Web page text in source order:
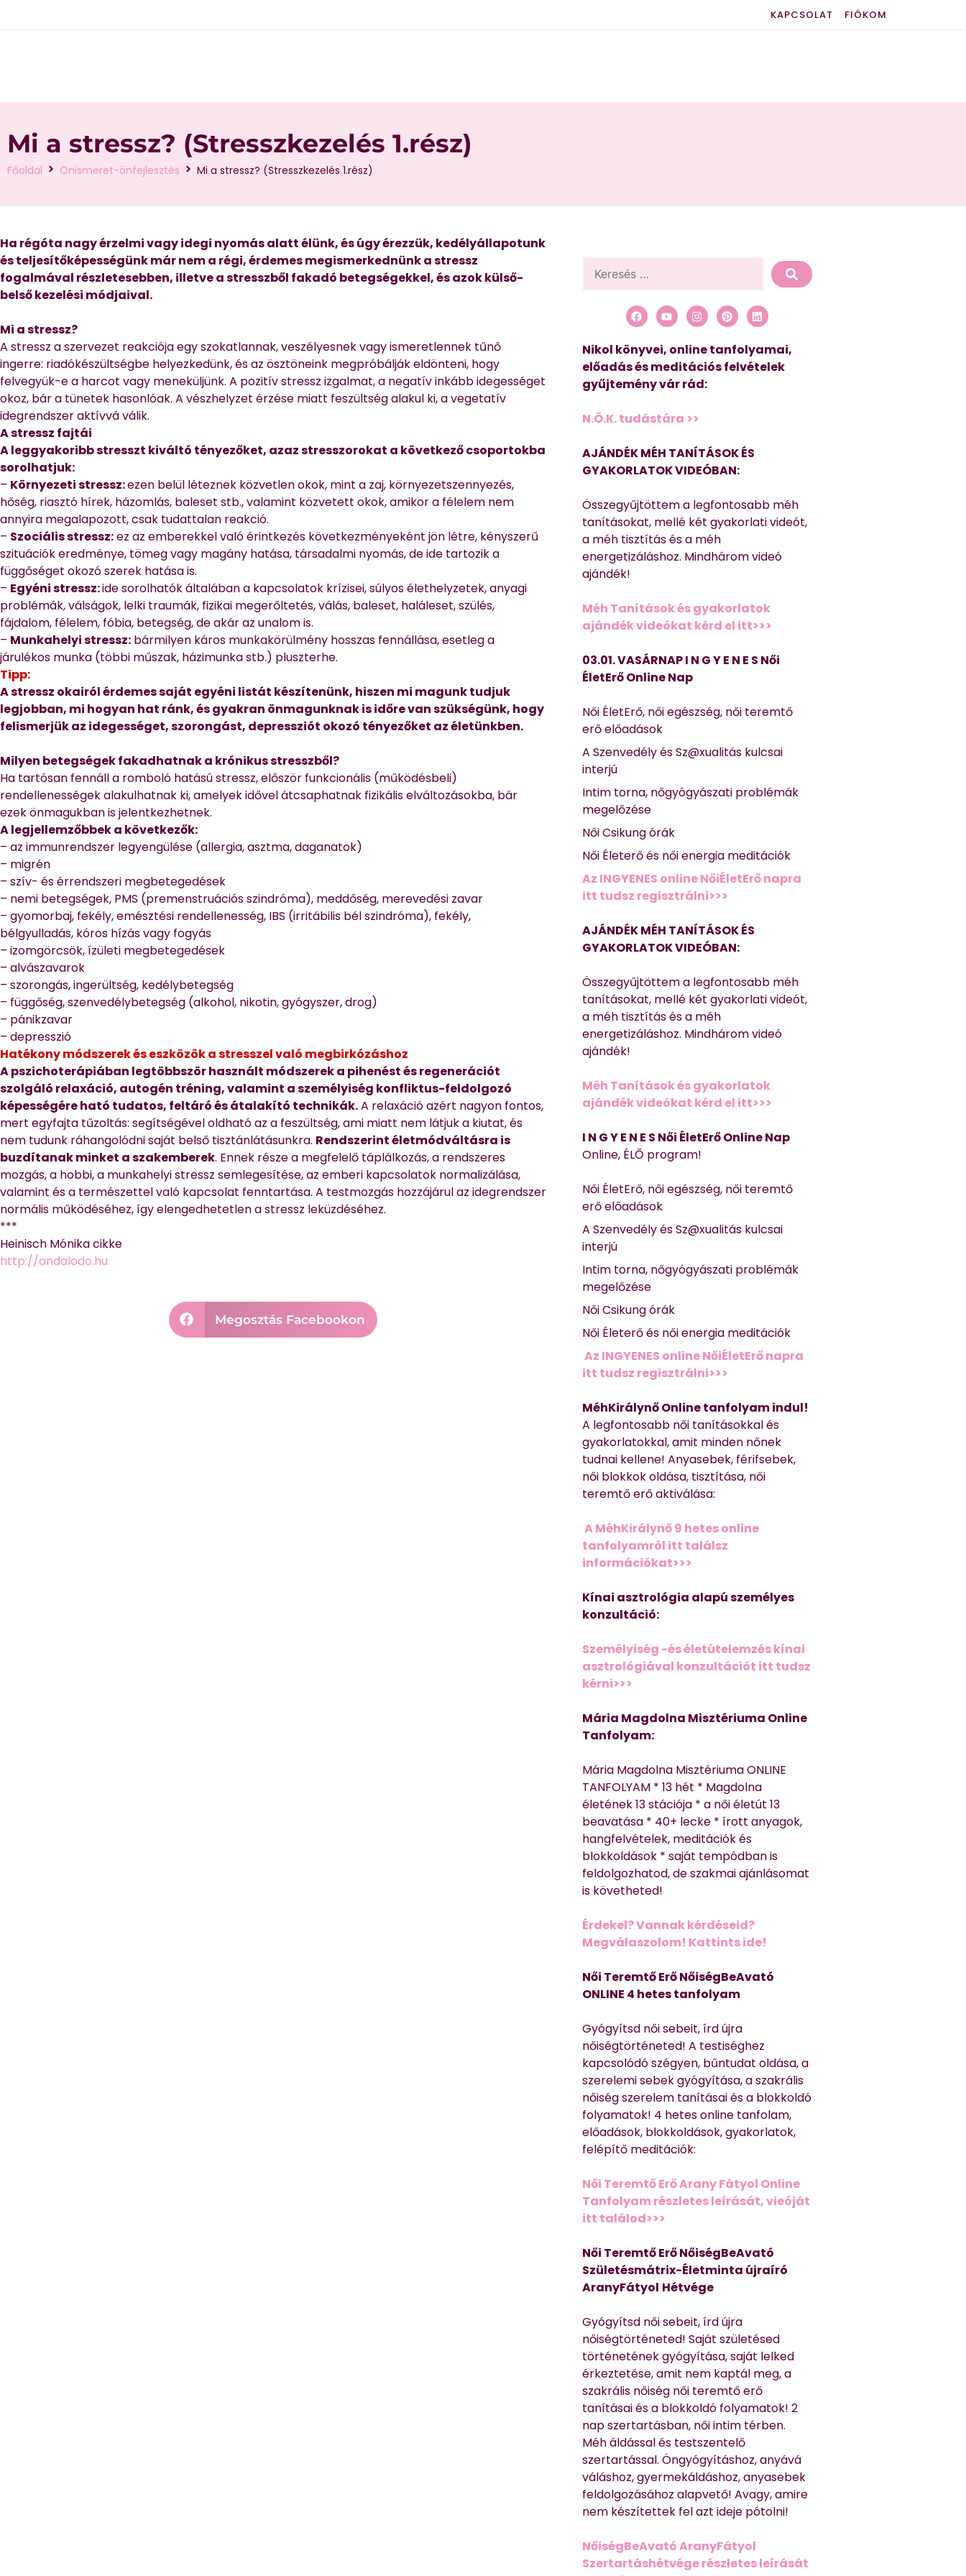
KAPCSOLAT FIÓKOM
Mi a stressz? (Stresszkezelés 1.rész)
Főoldal Önismeret-önfejlesztés Mi a stressz? (Stresszkezelés 1.rész)
Ha régóta nagy érzelmi vagy idegi nyomás alatt élünk, és úgy érezzük, kedélyállapotunk
és teljesítőképességünk már nem a régi, érdemes megismerkednünk a stressz
fogalmával részletesebben, illetve a stresszből fakadó betegségekkel, és azok külső-
belső kezelési módjaival.
Mi a stressz?
A stressz a szervezet reakciója egy szokatlannak, veszélyesnek vagy ismeretlennek tűnő
ingerre: riadókészültségbe helyezkedünk, és az ösztöneink megpróbálják eldönteni, hogy
felvegyük-e a harcot vagy meneküljünk. A pozitív stressz izgalmat, a negatív inkább idegességet
okoz, bár a tünetek hasonlóak. A vészhelyzet érzése miatt feszültség alakul ki, a vegetatív
idegrendszer aktívvá válik.
A stressz fajtái
A leggyakoribb stresszt kiváltó tényezőket, azaz stresszorokat a következő csoportokba
sorolhatjuk:
– Környezeti stressz:ezen belül léteznek közvetlen okok, mint a zaj, környezetszennyezés,
hőség, riasztó hírek, házomlás, baleset stb., valamint közvetett okok, amikor a félelem nem
annyira megalapozott, csak tudattalan reakció.
– Szociális stressz:ez az emberekkel való érintkezés következményeként jön létre, kényszerű
szituációk eredménye, tömeg vagy magány hatása, társadalmi nyomás, de ide tartozik a
függőséget okozó szerek hatása is.
– Egyéni stressz:ide sorolhatók általában a kapcsolatok krízisei, súlyos élethelyzetek, anyagi
problémák, válságok, lelki traumák, fizikai megerőltetés, válás, baleset, haláleset, szülés,
fájdalom, félelem, fóbia, betegség, de akár az unalom is.
– Munkahelyi stressz: bármilyen káros munkakörülmény hosszas fennállása, esetleg a
járulékos munka (többi műszak, házimunka stb.) pluszterhe.
Tipp:
A stressz okairól érdemes saját egyéni listát készítenünk, hiszen mi magunk tudjuk
legjobban, mi hogyan hat ránk, és gyakran önmagunknak is időre van szükségünk, hogy
felismerjük az idegességet, szorongást, depressziót okozó tényezőket az életünkben.
Milyen betegségek fakadhatnak a krónikus stresszből?
Ha tartósan fennáll a romboló hatású stressz, először funkcionális (működésbeli)
rendellenességek alakulhatnak ki, amelyek idővel átcsaphatnak fizikális elváltozásokba, bár
ezek önmagukban is jelentkezhetnek.
A legjellemzőbbek a következők:
– az immunrendszer legyengülése (allergia, asztma, daganatok)
– migrén
– szív- és érrendszeri megbetegedések
– nemi betegségek, PMS (premenstruációs szindróma), meddőség, merevedési zavar
– gyomorbaj, fekély, emésztési rendellenesség, IBS (irritábilis bél szindróma), fekély,
bélgyulladás, kóros hízás vagy fogyás
– izomgörcsök, ízületi megbetegedések
– alvászavarok
– szorongás, ingerültség, kedélybetegség
– függőség, szenvedélybetegség (alkohol, nikotin, gyógyszer, drog)
– pánikzavar
– depresszió
Hatékony módszerek és eszközök a stresszel való megbirkózáshoz
A pszichoterápiában legtöbbször használt módszerek a pihenést és regenerációt
szolgáló relaxáció, autogén tréning, valamint a személyiség konfliktus-feldolgozó
képességére ható tudatos, feltáró és átalakító technikák.A relaxáció azért nagyon fontos,
mert egyfajta tűzoltás: segítségével oldható az a feszültség, ami miatt nem látjuk a kiutat, és
nem tudunk ráhangolódni saját belső tisztánlátásunkra. Rendszerint életmódváltásra is
buzdítanak minket a szakemberek. Ennek része a megfelelő táplálkozás, a rendszeres
mozgás, a hobbi, a munkahelyi stressz semlegesítése, az emberi kapcsolatok normalizálása,
valamint és a természettel való kapcsolat fenntartása. A testmozgás hozzájárul az idegrendszer
normális működéséhez, így elengedhetetlen a stressz leküzdéséhez.
***
Heinisch Mónika cikke
http://andalodo.hu
Megosztás Facebookon
Nikol könyvei, online tanfolyamai,
előadás és meditációs felvételek
gyűjtemény vár rád:
N.Ö.K. tudástára >>
AJÁNDÉK MÉH TANÍTÁSOK ÉS
GYAKORLATOK VIDEÓBAN:
Összegyűjtöttem a legfontosabb méh
tanításokat, mellé két gyakorlati videót,
a méh tisztítás és a méh
energetizáláshoz. Mindhárom videó
ajándék!
Méh Tanítások és gyakorlatok
ajándék videókat kérd el itt>>>
03.01. VASÁRNAP I N G Y E N E S Női
ÉletErő Online Nap
Női ÉletErő, női egészség, női teremtő
erő előadások
A Szenvedély és Sz@xualitás kulcsai
interjú
Intim torna, nőgyógyászati problémák
megelőzése
Női Csikung órák
Női Életerő és női energia meditációk
Az INGYENES online NőiÉletErő napra
itt tudsz regisztrálni>>>
AJÁNDÉK MÉH TANÍTÁSOK ÉS
GYAKORLATOK VIDEÓBAN:
Összegyűjtöttem a legfontosabb méh
tanításokat, mellé két gyakorlati videót,
a méh tisztítás és a méh
energetizáláshoz. Mindhárom videó
ajándék!
Méh Tanítások és gyakorlatok
ajándék videókat kérd el itt>>>
I N G Y E N E S Női ÉletErő Online Nap
Online, ÉLŐ program!
Női ÉletErő, női egészség, női teremtő
erő előadások
A Szenvedély és Sz@xualitás kulcsai
interjú
Intim torna, nőgyógyászati problémák
megelőzése
Női Csikung órák
Női Életerő és női energia meditációk
Az INGYENES online NőiÉletErő napra
itt tudsz regisztrálni>>>
MéhKirálynő Online tanfolyam indul!
A legfontosabb női tanításokkal és
gyakorlatokkal, amit minden nőnek
tudnai kellene! Anyasebek, férifsebek,
női blokkok oldása, tisztítása, női
teremtő erő aktiválása:
A MéhKirálynő 9 hetes online
tanfolyamról itt találsz
információkat>>>
Kínai asztrológia alapú személyes
konzultáció:
Személyiség -és életútelemzés kínai
asztrológiával konzultációt itt tudsz
kérni>>>
Mária Magdolna Misztériuma Online
Tanfolyam:
Mária Magdolna Misztériuma ONLINE
TANFOLYAM * 13 hét * Magdolna
életének 13 stációja * a női életút 13
beavatása * 40+ lecke * írott anyagok,
hangfelvételek, meditációk és
blokkoldások * saját tempódban is
feldolgozhatod, de szakmai ajánlásomat
is követheted!
Érdekel? Vannak kérdéseid?
Megválaszolom! Kattints ide!
Női Teremtő Erő NőiségBeAvató
ONLINE 4 hetes tanfolyam
Gyógyítsd női sebeit, írd újra
nőiségtörténeted! A testiséghez
kapcsolódó szégyen, bűntudat oldása, a
szerelemi sebek gyógyítása, a szakrális
nőiség szerelem tanításai és a blokkoldó
folyamatok! 4 hetes online tanfolam,
előadások, blokkoldások, gyakorlatok,
felépítő meditációk:
Női Teremtő Erő Arany Fátyol Online
Tanfolyam részletes leírását, vieóját
itt találod>>>
Női Teremtő Erő NőiségBeAvató
Születésmátrix-Életminta újraíró
AranyFátyol Hétvége
Gyógyítsd női sebeit, írd újra
nőiségtörténeted! Saját születésed
történetének gyógyítása, saját lelked
érkeztetése, amit nem kaptál meg, a
szakrális nőiség női teremtő erő
tanításai és a blokkoldó folyamatok! 2
nap szertartásban, női intim térben.
Méh áldással és testszentelő
szertartással. Öngyógyításhoz, anyává
váláshoz, gyermekáldáshoz, anyasebek
feldolgozásához alapvető! Avagy, amire
nem készítettek fel azt ideje pótolni!
NőiségBeAvató AranyFátyol
Szertartáshétvége részletes leírását